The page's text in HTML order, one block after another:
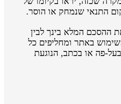
התנאי שנמחק או הוסר.
המלא בינך לבין
באתר ומחליפים כל
פה או בכתב, הנוגעת